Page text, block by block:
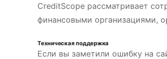
CreditScope рассматривает
финансовыми организациями,
Техническая поддержка
Если вы заметили ошибку на